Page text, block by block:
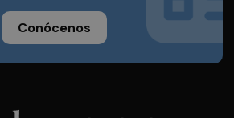
Conócenos